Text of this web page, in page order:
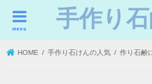
手作り
menu
HOME 手作り石けんの人気 作り石鹸